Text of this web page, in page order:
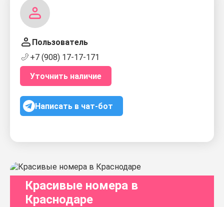
Пользователь
+7 (908) 17-17-171
Уточнить наличие
Написать в чат-бот
Красивые номера в
Краснодаре